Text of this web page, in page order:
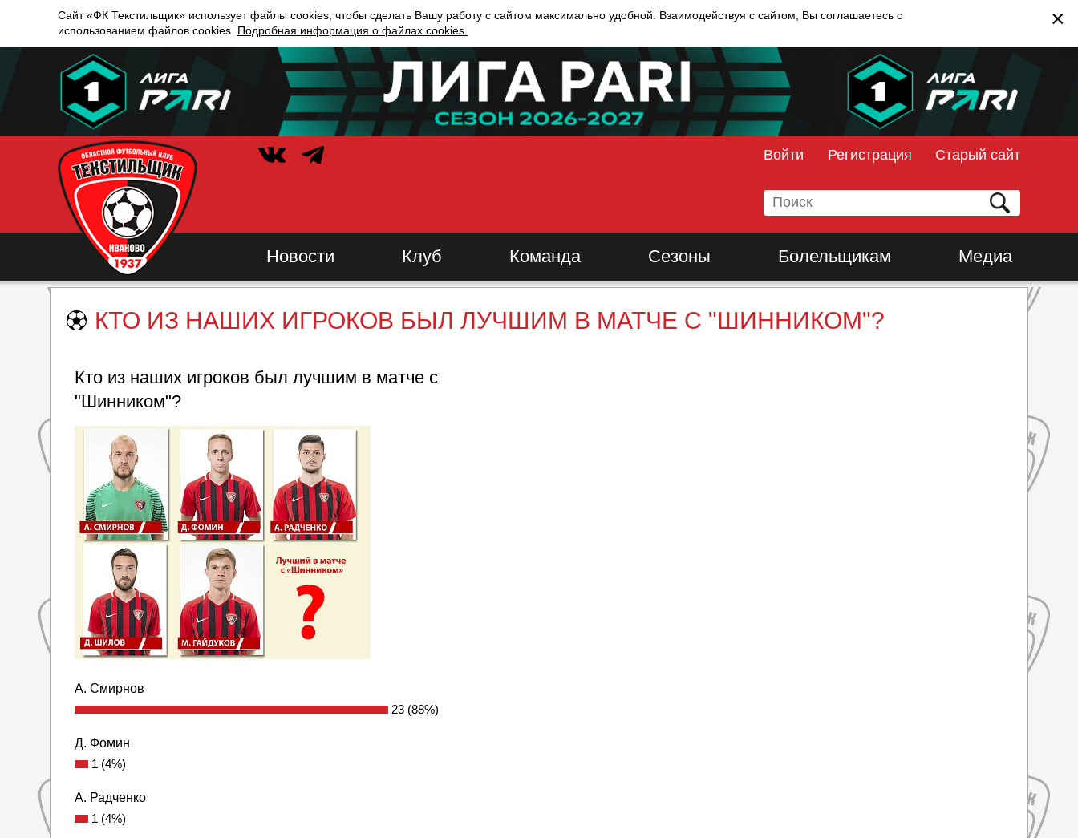
×
Сайт «ФК Текстильщик» использует файлы cookies, чтобы сделать Вашу работу с сайтом максимально удобной. Взаимодействуя с сайтом, Вы соглашаетесь с
использованием файлов cookies. Подробная информация о файлах cookies.
Войти Регистрация Старый сайт
Новости Клуб Команда Сезоны Болельщикам Медиа
КТО ИЗ НАШИХ ИГРОКОВ БЫЛ ЛУЧШИМ В МАТЧЕ С "ШИННИКОМ"?
Кто из наших игроков был лучшим в матче с
"Шинником"?
А. Смирнов
23 (88%)
Д. Фомин
1 (4%)
А. Радченко
1 (4%)